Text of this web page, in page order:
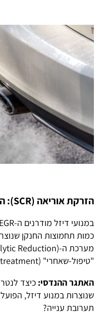
הזרקת אוריאה (SCR): הטיפול הממוקד בדיזל
כמות תחמוצות החנקן
"טיפול-שאחרי" (after-treatment) מתוחכמת.
האתגר ההנדסי:
שנוצרות במנוע דיזל,
תערובת ענייה?